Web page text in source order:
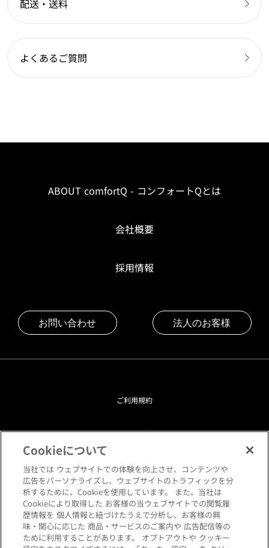
配送・送料
よくあるご質問
ABOUT comfortQ - コンフォートQとは
会社概要
採用情報
お問い合わせ 法人のお客様
ご利用規約
プライバシーポリシー
クッキーポリシー
閲覧環境について
サイトマップ
Cookieについて
当社では ウェブサイトでの体験を向上させ、コンテンツや
広告をパーソナライズし、ウェブサイトのトラフィックを分
析するために、Cookieを使用しています。 また、当社は
Cookieにより取得した お客様の当ウェブサイトでの閲覧履
歴情報を 個人情報と紐づけたうえで分析し、お客様の興
味・関心に応じた 商品・サービスのご案内や 広告配信等の
ために利用することがあります。 オプトアウトや クッキー